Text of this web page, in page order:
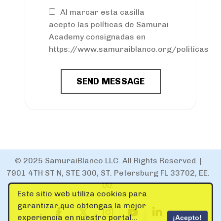
Este sitio web utiliza cookies para
garantizar que obtengas la mejor
experiencia en nuestro portal...
¡Acepto!
Al marcar esta casilla
acepto las políticas de Samurai
Academy consignadas en
https://www.samuraiblanco.org/politicas
SEND MESSAGE
© 2025 SamuraiBlanco LLC. All Rights Reserved. |
7901 4TH ST N, STE 300, ST. Petersburg FL 33702, EE.
UU.